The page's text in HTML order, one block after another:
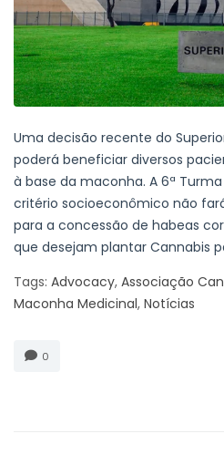
Uma decisão recente do
poderá beneficiar diversos
à base da maconha. A 6ª
critério socioeconômico não
para a concessão de habeas
que desejam plantar Cannabis
Tags: Advocacy, Associação
Maconha Medicinal, Notícias
0